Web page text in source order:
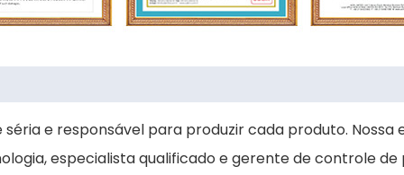
e responsável para produzir cada produto. Nossa
especialista qualificado e gerente de controle de